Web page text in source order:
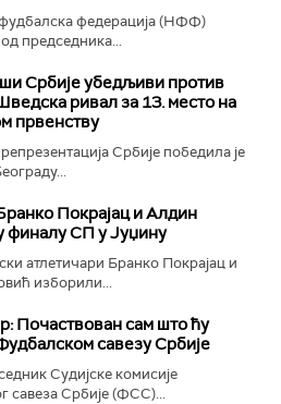
федерација (НФФ)
председника...
Србије убедљиви против
ривал за 13. место на
првенству
Србије победила је
Покрајац и Алдин
финалу СП у Јуџину
атлетичари Бранко Покрајац и
изборили...
Почаствован сам што ћу
савезу Србије
Судијске комисије
савеза Србије (ФСС)...